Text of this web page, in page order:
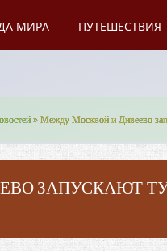
МИРА ПУТЕШЕСТВИЯ
» Между Москвой и Дивеево
ЗАПУСКАЮТ